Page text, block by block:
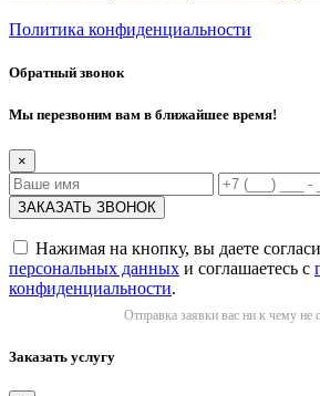
Политика конфиденциальности
Обратный звонок
Мы перезвоним вам в ближайшее время!
×
Нажимая на кнопку, вы даете
персональных данных и соглашаетесь с
конфиденциальности.
Отправка заявки вас ни к чему не
Заказать услугу